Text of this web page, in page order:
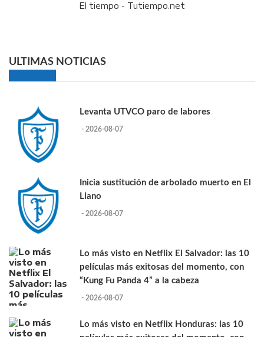
El tiempo - Tutiempo.net
ULTIMAS NOTICIAS
Levanta UTVCO paro de labores
- 2026-08-07
Inicia sustitución de arbolado muerto en El
Llano
- 2026-08-07
Lo más visto en Netflix El Salvador: las 10
películas más exitosas del momento, con
“Kung Fu Panda 4” a la cabeza
- 2026-08-07
Lo más visto en Netflix Honduras: las 10